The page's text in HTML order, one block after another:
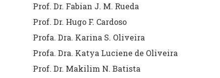
Prof. Dr. Fabian J. M. Rueda
Prof. Dr. Hugo F. Cardoso
Profa. Dra. Karina S. Oliveira
Profa. Dra. Katya Luciene de Oliveira
Prof. Dr. Makilim N. Batista